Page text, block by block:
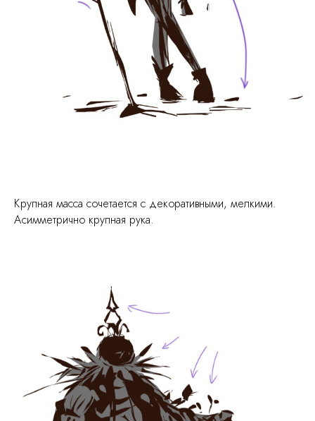
Крупная масса сочетается с декоративными, мелкими.
Асимметрично крупная рука.